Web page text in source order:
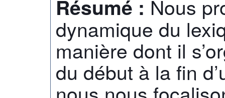
Résumé : Nous
dynamique du
manière dont il
du début à la fin